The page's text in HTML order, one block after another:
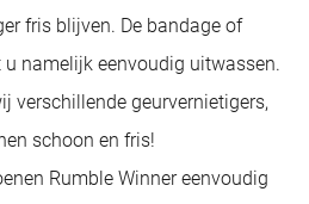
fris blijven. De bandage of
namelijk eenvoudig uitwassen.
verschillende geurvernietigers,
schoon en fris!
Rumble Winner eenvoudig